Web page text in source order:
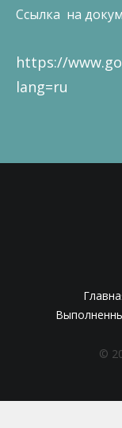
Ссылка на
https://
lang=ru
©